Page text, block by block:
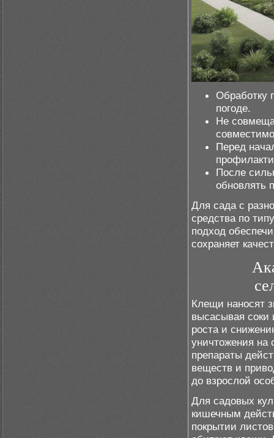
Обработку
погоде.
Не
Перед
После
обновлять
Для сада с
средства по
подход
сохраняет
Клещи наносят
высасывая соки
роста и
уничтожения на
препараты
веществ и
до взрослой
Для садовых
кишечным
покрытии